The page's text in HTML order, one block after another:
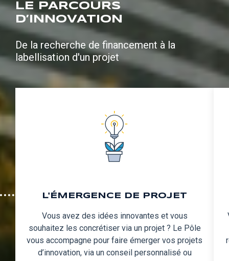
LE PARCOURS
D’INNOVATION
De la recherche de financement à la
labellisation d'un projet
L'ÉMERGENCE DE PROJET
Vous avez des idées innovantes et vous
souhaitez les concrétiser via un projet ? Le Pôle
vous accompagne pour faire émerger vos projets
d’innovation, via un conseil personnalisé ou